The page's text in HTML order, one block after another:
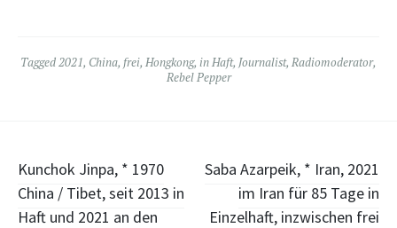
Tagged2021, China, frei, Hongkong, in Haft, Journalist, Radiomoderator,
Rebel Pepper
Post
navigation
Kunchok Jinpa, * 1970
China / Tibet, seit 2013 in
Haft und 2021 an den
Saba Azarpeik, * Iran, 2021
im Iran für 85 Tage in
Einzelhaft, inzwischen frei